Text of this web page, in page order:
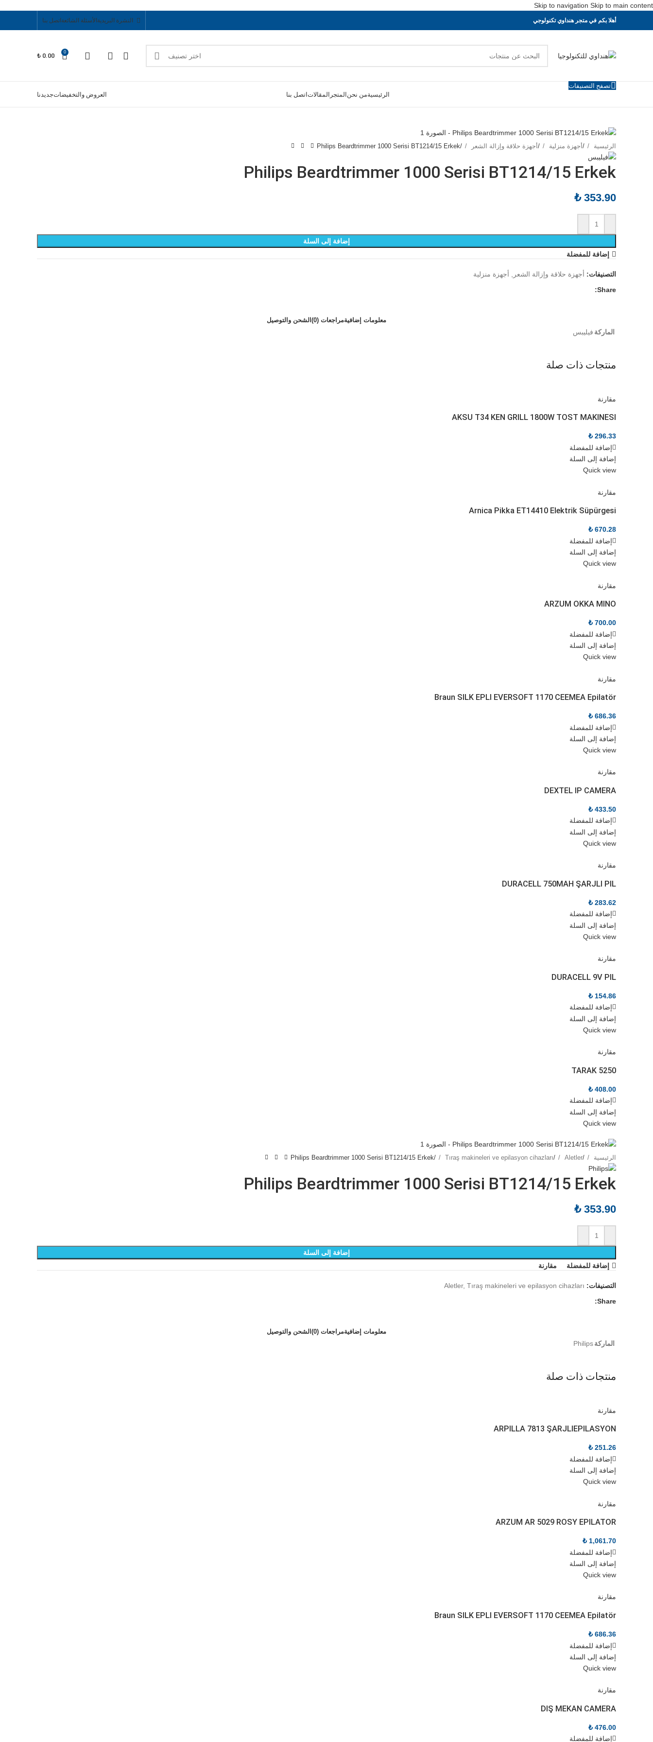
Skip to navigation Skip to main content
أهلا بكم في متجر هنداوي تكنولوجي النشرة البريدية الأسئلة الشائعة اتصل بنا
اختر تصنيف 0
₺ 0.00
تصفح التصنيفات
الرئيسيةمن نحنالمتجر المقالاتاتصل بنا العروض والتخفيضاتجديدنا
الرئيسية /أجهزة منزلية /أجهزة حلاقة وإزالة الشعر /
Philips Beardtrimmer 1000 Serisi BT1214/15 Erkek
Philips Beardtrimmer 1000 Serisi BT1214/15 Erkek
₺353.90
إضافة إلى السلة
إضافة للمفضلة
التصنيفات: أجهزة حلاقة وإزالة الشعر , أجهزة منزلية
Share:
معلومات إضافيةمراجعات (0) الشحن والتوصيل
الماركة فيليبس
منتجات ذات صلة
مقارنة
AKSU T34 KEN GRILL 1800W TOST MAKINESI
₺ 296.33
إضافة للمفضلة
إضافة إلى السلة
Quick view
مقارنة
Arnica Pikka ET14410 Elektrik Süpürgesi
₺ 670.28
إضافة للمفضلة
إضافة إلى السلة
Quick view
مقارنة
ARZUM OKKA MINO
₺ 700.00
إضافة للمفضلة
إضافة إلى السلة
Quick view
مقارنة
Braun SILK EPLI EVERSOFT 1170 CEEMEA Epilatör
₺ 686.36
إضافة للمفضلة
إضافة إلى السلة
Quick view
مقارنة
DEXTEL IP CAMERA
₺ 433.50
إضافة للمفضلة
إضافة إلى السلة
Quick view
مقارنة
DURACELL 750MAH ŞARJLI PIL
₺ 283.62
إضافة للمفضلة
إضافة إلى السلة
Quick view
مقارنة
DURACELL 9V PIL
₺ 154.86
إضافة للمفضلة
إضافة إلى السلة
Quick view
مقارنة
TARAK 5250
₺ 408.00
إضافة للمفضلة
إضافة إلى السلة
Quick view
الرئيسية /
Aletler
/
Tıraş makineleri ve epilasyon cihazları
/
Philips Beardtrimmer 1000 Serisi BT1214/15 Erkek
Philips Beardtrimmer 1000 Serisi BT1214/15 Erkek
₺353.90
إضافة إلى السلة
إضافة للمفضلة
مقارنة
التصنيفات: Aletler, Tıraş makineleri ve epilasyon cihazları
Share:
معلومات إضافيةمراجعات (0) الشحن والتوصيل
الماركةPhilips
منتجات ذات صلة
مقارنة
ARPILLA 7813 ŞARJLIEPILASYON
₺ 251.26
إضافة للمفضلة
إضافة إلى السلة
Quick view
مقارنة
ARZUM AR 5029 ROSY EPILATOR
₺ 1,061.70
إضافة للمفضلة
إضافة إلى السلة
Quick view
مقارنة
Braun SILK EPLI EVERSOFT 1170 CEEMEA Epilatör
₺ 686.36
إضافة للمفضلة
إضافة إلى السلة
Quick view
مقارنة
DIŞ MEKAN CAMERA
₺ 476.00
إضافة للمفضلة